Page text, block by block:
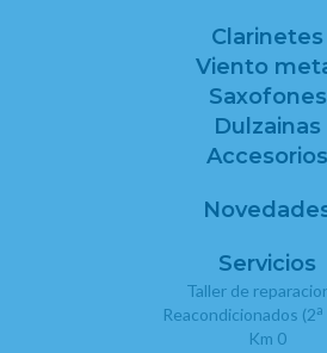
Clarinetes
Viento
Saxofones
Dulzainas
Accesorios
Servicios
Taller de
Reacondicionados (2a
Km 0